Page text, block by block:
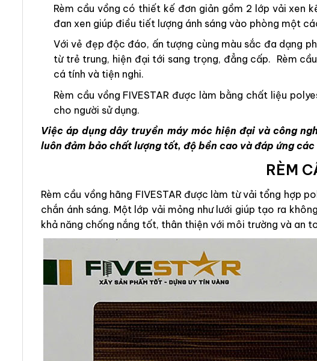
Rèm cầu vồng có thiết kế đơn giản gồm 2 lớp vải xen
đan xen giúp điều tiết lượng ánh sáng vào phòng một
Với vẻ đẹp độc đáo, ấn tượng cùng màu sắc đa dạng
từ trẻ trung, hiện đại tới sang trọng, đẳng cấp. Rèm
cá tính và tiện nghi.
Rèm cầu vồng FIVESTAR được làm bằng chất liệu
cho người sử dụng.
Việc áp dụng dây truyền máy móc hiện đại và công
luôn đảm bảo chất lượng tốt, độ bền cao và đáp ứng
RÈM
Rèm cầu vồng hãng FIVESTAR được làm từ vải tổng hợp
chắn ánh sáng. Một lớp vải mỏng như lưới giúp tạo ra
khả năng chống nắng tốt, thân thiện với môi trường và an